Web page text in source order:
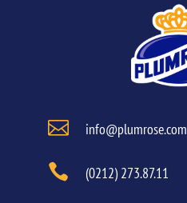
 info@plumrose.com
 (0212) 273.87.11